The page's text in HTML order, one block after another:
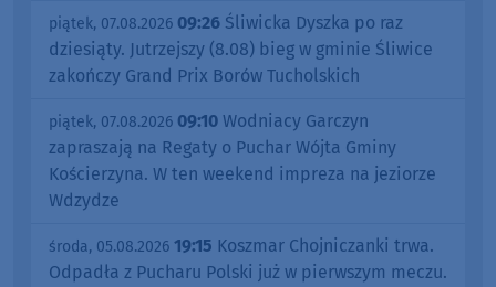
piątek, 07.08.2026 09:26 Śliwicka Dyszka po raz
dziesiąty. Jutrzejszy (8.08) bieg w gminie Śliwice
zakończy Grand Prix Borów Tucholskich
piątek, 07.08.2026 09:10 Wodniacy Garczyn
zapraszają na Regaty o Puchar Wójta Gminy
Kościerzyna. W ten weekend impreza na jeziorze
Wdzydze
środa, 05.08.2026 19:15 Koszmar Chojniczanki trwa.
Odpadła z Pucharu Polski już w pierwszym meczu.